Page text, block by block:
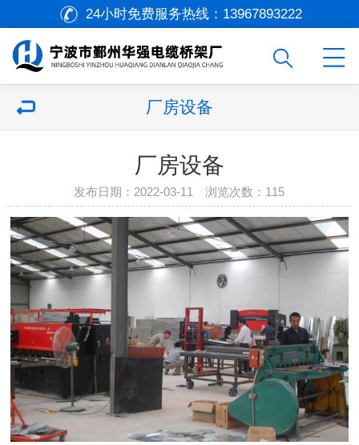
24小时免费服务热线： 13967893222
厂房设备
厂房设备
发布日期：2022-03-11 浏览次数： 115